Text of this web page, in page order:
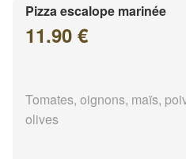
Pizza escalope marinée
11.90 €
Tomates, oignons, maïs,
olives